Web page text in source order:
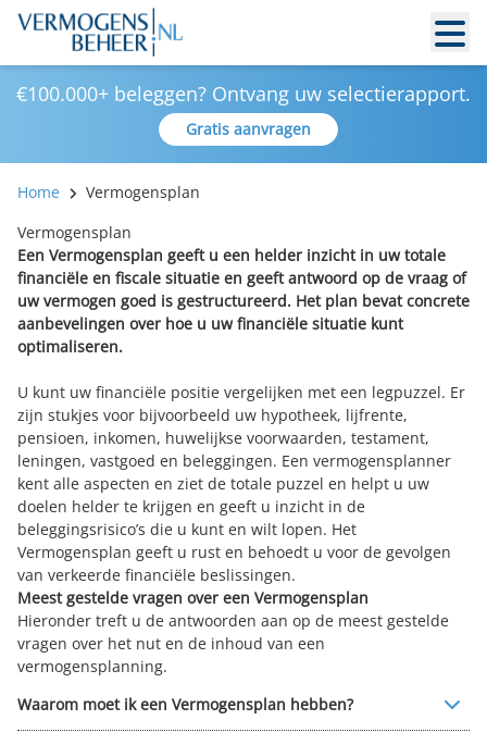
€100.000+ beleggen? Ontvang uw selectierapport.
Gratis aanvragen
Home
Vermogensplan
Vermogensplan
Een Vermogensplan geeft u een helder inzicht in uw totale
financiële en fiscale situatie en geeft antwoord op de vraag of
uw vermogen goed is gestructureerd. Het plan bevat concrete
aanbevelingen over hoe u uw financiële situatie kunt
optimaliseren.
U kunt uw financiële positie vergelijken met een legpuzzel. Er
zijn stukjes voor bijvoorbeeld uw hypotheek, lijfrente,
pensioen, inkomen, huwelijkse voorwaarden, testament,
leningen, vastgoed en beleggingen. Een vermogensplanner
kent alle aspecten en ziet de totale puzzel en helpt u uw
doelen helder te krijgen en geeft u inzicht in de
beleggingsrisico’s die u kunt en wilt lopen. Het
Vermogensplan geeft u rust en behoedt u voor de gevolgen
van verkeerde financiële beslissingen.
Meest gestelde vragen over een Vermogensplan
Hieronder treft u de antwoorden aan op de meest gestelde
vragen over het nut en de inhoud van een
vermogensplanning.
Waarom moet ik een Vermogensplan hebben?